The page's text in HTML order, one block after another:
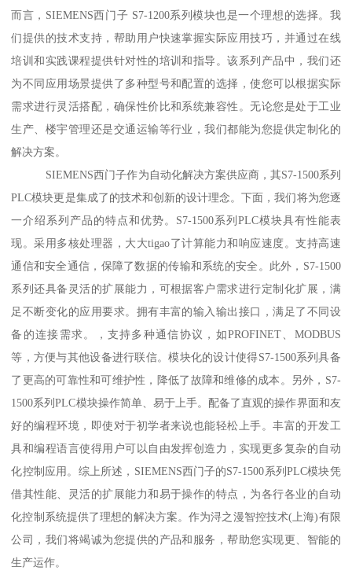
而言，SIEMENS西门子 S7-1200系列模块也是一个理想的选择。我
们提供的技术支持，帮助用户快速掌握实际应用技巧，并通过在线
培训和实践课程提供针对性的培训和指导。该系列产品中，我们还
为不同应用场景提供了多种型号和配置的选择，使您可以根据实际
需求进行灵活搭配，确保性价比和系统兼容性。无论您是处于工业
生产、楼宇管理还是交通运输等行业，我们都能为您提供定制化的
解决方案。
SIEMENS西门子作为自动化解决方案供应商，其S7-1500系列
PLC模块更是集成了的技术和创新的设计理念。下面，我们将为您逐
一介绍系列产品的特点和优势。S7-1500系列PLC模块具有性能表
现。采用多核处理器，大大tigao了计算能力和响应速度。支持高速
通信和安全通信，保障了数据的传输和系统的安全。此外，S7-1500
系列还具备灵活的扩展能力，可根据客户需求进行定制化扩展，满
足不断变化的应用要求。拥有丰富的输入输出接口，满足了不同设
备的连接需求。，支持多种通信协议，如PROFINET、MODBUS
等，方便与其他设备进行联信。模块化的设计使得S7-1500系列具备
了更高的可靠性和可维护性，降低了故障和维修的成本。另外，S7-
1500系列PLC模块操作简单、易于上手。配备了直观的操作界面和友
好的编程环境，即使对于初学者来说也能轻松上手。丰富的开发工
具和编程语言使得用户可以自由发挥创造力，实现更多复杂的自动
化控制应用。综上所述，SIEMENS西门子的S7-1500系列PLC模块凭
借其性能、灵活的扩展能力和易于操作的特点，为各行各业的自动
化控制系统提供了理想的解决方案。作为浔之漫智控技术(上海)有限
公司，我们将竭诚为您提供的产品和服务，帮助您实现更、智能的
生产运作。